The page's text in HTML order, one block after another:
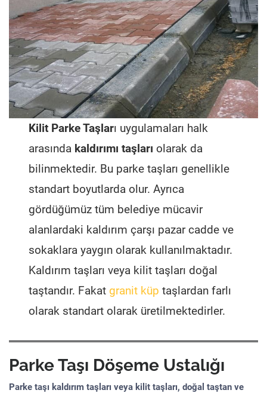
Kilit Parke Taşları uygulamaları halk
arasında kaldırımı taşları olarak da
bilinmektedir. Bu parke taşları genellikle
standart boyutlarda olur. Ayrıca
gördüğümüz tüm belediye mücavir
alanlardaki kaldırım çarşı pazar cadde ve
sokaklara yaygın olarak kullanılmaktadır.
Kaldırım taşları veya kilit taşları doğal
taştandır. Fakat granit küp taşlardan farlı
olarak standart olarak üretilmektedirler.
Parke Taşı Döşeme Ustalığı
Parke taşı kaldırım taşları veya kilit taşları, doğal taştan ve